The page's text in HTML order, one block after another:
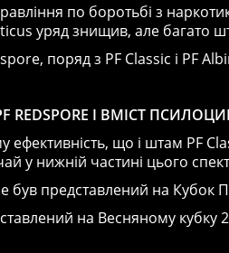
по боротьбі з
уряд знищив, але багато
поряд з PF Classic і PF
І ВМІСТ
ефективність, що і штам PF
у нижній частині цього
був представлений на Кубок
на Весняному